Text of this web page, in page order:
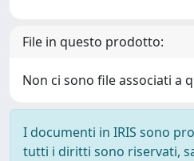
File in questo prodotto:
Non ci sono file associati a
I documenti in IRIS sono
tutti i diritti sono riservati,